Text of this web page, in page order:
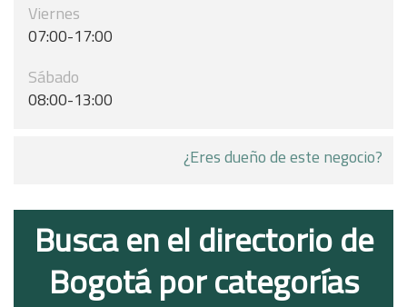
Viernes
07:00-17:00
Sábado
08:00-13:00
¿Eres dueño de este negocio?
Busca en el directorio de
Bogotá por categorías